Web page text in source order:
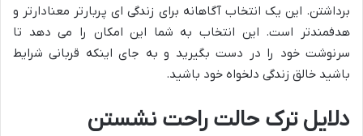
برداشتن. این یک انتخاب آگاهانه برای زندگی ای پربارتر معنادارتر و
هدفمندتر است. این انتخاب به شما این امکان را می دهد تا
سرنوشت خود را در دست بگیرید و به جای اینکه قربانی شرایط
باشید خالق زندگی دلخواه خود باشید.
دلایل ترک حالت راحت نشستن